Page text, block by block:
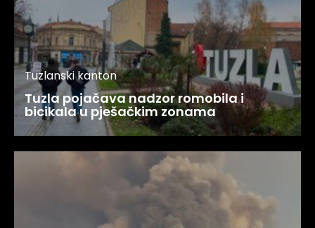
Tuzlanski kanton
Tuzla pojačava nadzor romobila i
bicikala u pješačkim zonama